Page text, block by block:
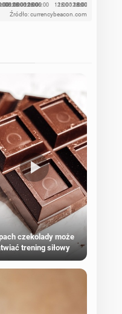
Źródło: currencybeacon.com
czekolady może
trening siłowy